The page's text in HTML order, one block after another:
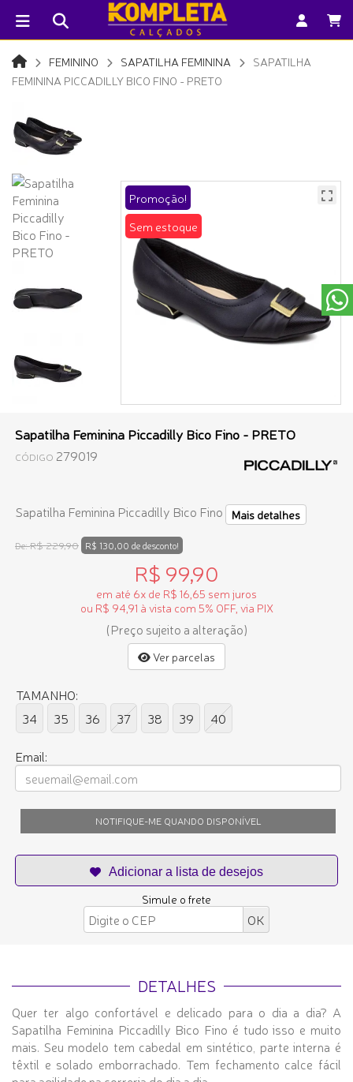
FEMININO SAPATILHA FEMININA
SAPATILHA
FEMININA PICCADILLY BICO FINO - PRETO
Promoção!
Sem estoque
Sapatilha Feminina Piccadilly Bico Fino - PRETO
CÓDIGO 279019
Sapatilha Feminina Piccadilly Bico Fino Mais detalhes
De:R$ 229,90 R$ 130,00 de desconto!
R$ 99,90
em até 6x de R$ 16,65 sem juros
ou R$ 94,91 à vista com 5% OFF, via PIX
(Preço sujeito a alteração)
Ver parcelas
TAMANHO:
34
35 36 37 38 39 40
Email:
NOTIFIQUE-ME QUANDO DISPONÍVEL
Simule o frete
DETALHES
Quer ter algo confortável e delicado para o dia a dia? A
Sapatilha Feminina Piccadilly Bico Fino é tudo isso e muito
mais. Seu modelo tem cabedal em sintético, parte interna é
têxtil e solado emborrachado. Tem fechamento calce fácil